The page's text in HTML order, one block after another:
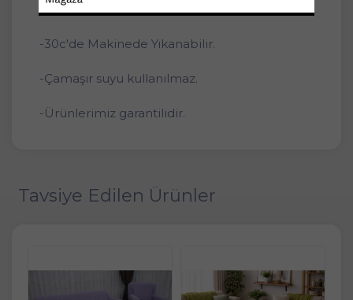
-Kolayca sökülüp takılır.
-30c'de Makinede Yıkanabilir.
-Çamaşır suyu kullanılmaz.
-Ürünlerimiz garantilidir.
Tavsiye Edilen Ürünler